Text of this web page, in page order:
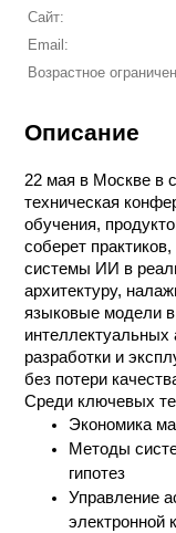
Сайт:
Email:
Возрастное
Описание
22 мая в Москве в
техническая
обучения,
соберет
системы ИИ в
архитектуру,
языковые модели
интеллектуальных
разработки и
без потери
Среди ключевых
Экономика
Методы
гипотез
Управление
электронной